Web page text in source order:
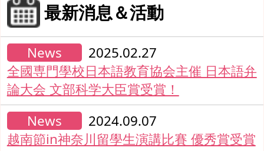
最新消息＆活動
News
2025.02.27
全國専門學校日本語教育協会主催 日本語弁
論大会 文部科学大臣賞受賞！
News
2024.09.07
越南節in神奈川留學生演講比賽 優秀賞受賞